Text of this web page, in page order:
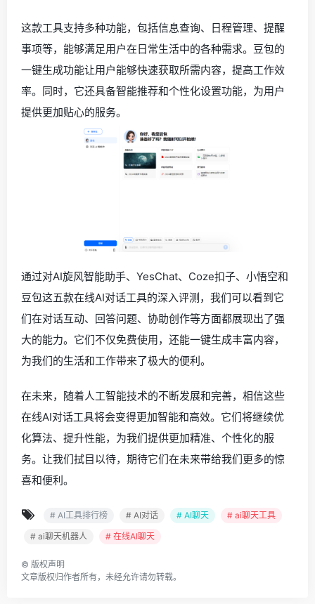
这款工具支持多种功能，包括信息查询、日程管理、提醒
事项等，能够满足用户在日常生活中的各种需求。豆包的
一键生成功能让用户能够快速获取所需内容，提高工作效
率。同时，它还具备智能推荐和个性化设置功能，为用户
提供更加贴心的服务。
通过对AI旋风智能助手、YesChat、Coze扣子、小悟空和
豆包这五款在线AI对话工具的深入评测，我们可以看到它
们在对话互动、回答问题、协助创作等方面都展现出了强
大的能力。它们不仅免费使用，还能一键生成丰富内容，
为我们的生活和工作带来了极大的便利。
在未来，随着人工智能技术的不断发展和完善，相信这些
在线AI对话工具将会变得更加智能和高效。它们将继续优
化算法、提升性能，为我们提供更加精准、个性化的服
务。让我们拭目以待，期待它们在未来带给我们更多的惊
喜和便利。
# AI工具排行榜 # AI对话 # AI聊天
# ai聊天工具
# ai聊天机器人
# 在线AI聊天
© 版权声明
文章版权归作者所有，未经允许请勿转载。